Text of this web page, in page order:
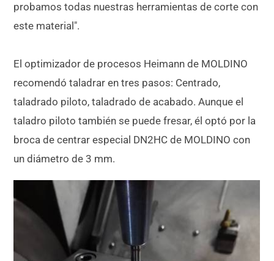
probamos todas nuestras herramientas de corte con
este material".
El optimizador de procesos Heimann de MOLDINO
recomendó taladrar en tres pasos: Centrado,
taladrado piloto, taladrado de acabado. Aunque el
taladro piloto también se puede fresar, él optó por la
broca de centrar especial DN2HC de MOLDINO con
un diámetro de 3 mm.